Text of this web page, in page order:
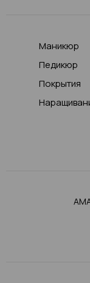
Маникюр
Педикюр
Покрытия